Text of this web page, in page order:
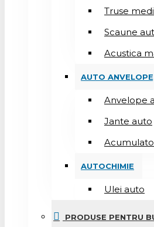
Truse
Scaune
Acustica
AUTO
Anvelope
Jante auto
AUTOCHIMIE
Ulei auto
PRODUSE PENTRU